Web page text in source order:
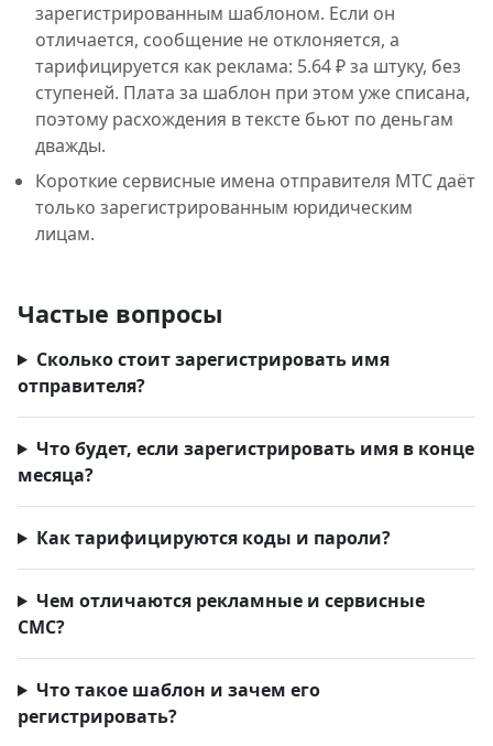
зарегистрированным шаблоном. Если он
отличается, сообщение не отклоняется, а
тарифицируется как реклама: 5.64 ₽ за штуку, без
ступеней. Плата за шаблон при этом уже списана,
поэтому расхождения в тексте бьют по деньгам
дважды.
Короткие сервисные имена отправителя МТС даёт
только зарегистрированным юридическим
лицам.
Частые вопросы
Сколько стоит зарегистрировать имя
отправителя?
Что будет, если зарегистрировать имя в конце
месяца?
Как тарифицируются коды и пароли?
Чем отличаются рекламные и сервисные
СМС?
Что такое шаблон и зачем его
регистрировать?